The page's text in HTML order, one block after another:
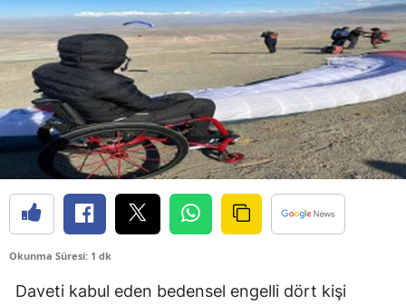
Çanakkale
Çankırı
Çorum
Denizli
Diyarbakır
Edirne
Erzincan
Okunma Süresi: 1 dk
Daveti kabul eden bedensel engelli dört kişi